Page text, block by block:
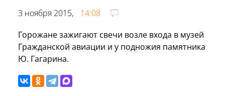
3 ноября 2015,
14:08
Горожане зажигают свечи возле входа в музей
Гражданской авиации и у подножия памятника
Ю. Гагарина.